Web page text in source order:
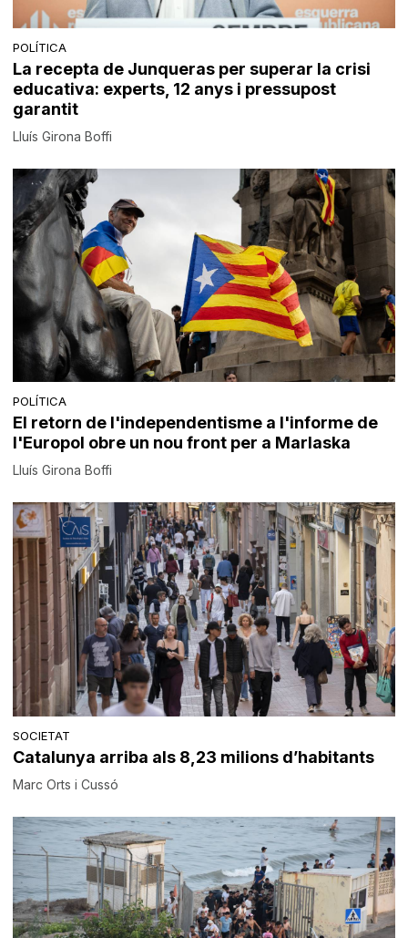
POLÍTICA
La recepta de Junqueras per superar la crisi
educativa: experts, 12 anys i pressupost
garantit
Lluís Girona Boffi
POLÍTICA
El retorn de l'independentisme a l'informe de
l'Europol obre un nou front per a Marlaska
Lluís Girona Boffi
SOCIETAT
Catalunya arriba als 8,23 milions d’habitants
Marc Orts i Cussó